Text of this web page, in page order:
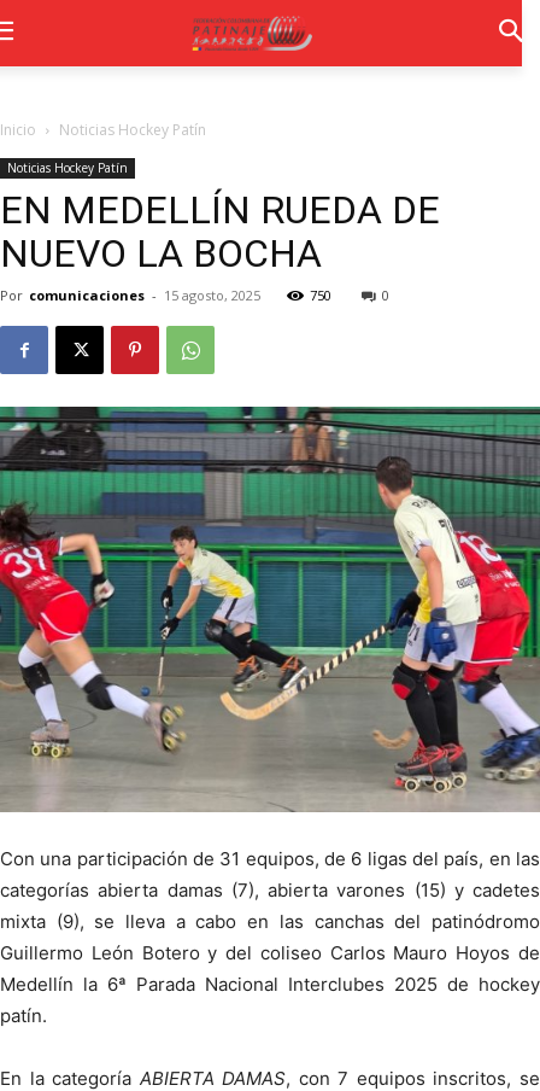
Inicio Noticias Hockey Patín
Noticias Hockey Patín
EN MEDELLÍN RUEDA DE
NUEVO LA BOCHA
Por comunicaciones - 15 agosto, 2025 750 0
Con una participación de 31 equipos, de 6 ligas del país, en las
categorías abierta damas (7), abierta varones (15) y cadetes
mixta (9), se lleva a cabo en las canchas del patinódromo
Guillermo León Botero y del coliseo Carlos Mauro Hoyos de
Medellín la 6ª Parada Nacional Interclubes 2025 de hockey
patín.
En la categoría ABIERTA DAMAS, con 7 equipos inscritos, se